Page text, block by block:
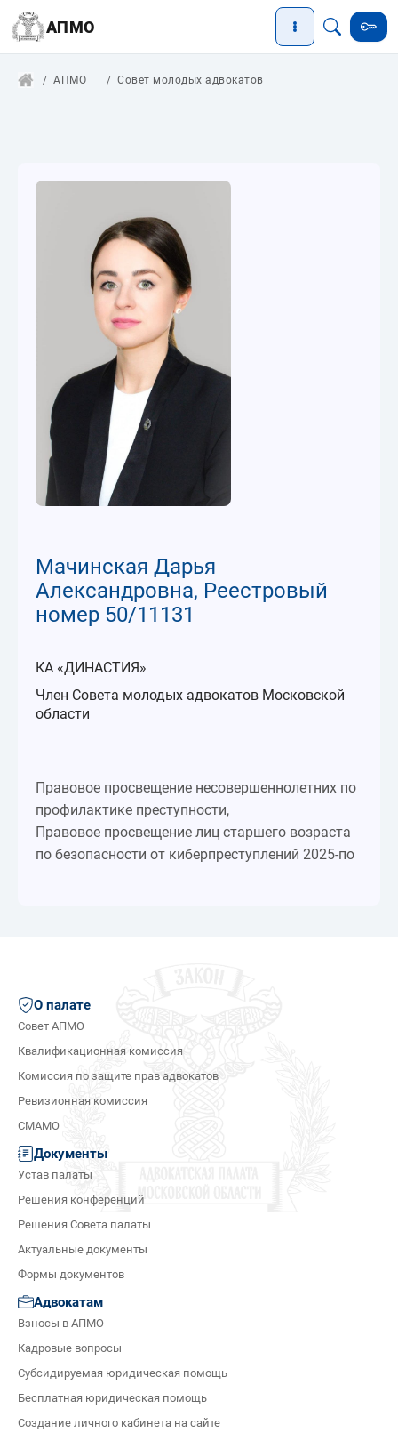
АПМО
АПМО Совет молодых адвокатов
Мачинская Дарья
Александровна, Реестровый
номер 50/11131
КА «ДИНАСТИЯ»
Член Совета молодых адвокатов Московской
области
Правовое просвещение несовершеннолетних по
профилактике преступности,
Правовое просвещение лиц старшего возраста
по безопасности от киберпреступлений 2025-по
О палате
Совет АПМО
Квалификационная комиссия
Комиссия по защите прав адвокатов
Ревизионная комиссия
СМАМО
Документы
Устав палаты
Решения конференций
Решения Совета палаты
Актуальные документы
Формы документов
Адвокатам
Взносы в АПМО
Кадровые вопросы
Субсидируемая юридическая помощь
Бесплатная юридическая помощь
Создание личного кабинета на сайте